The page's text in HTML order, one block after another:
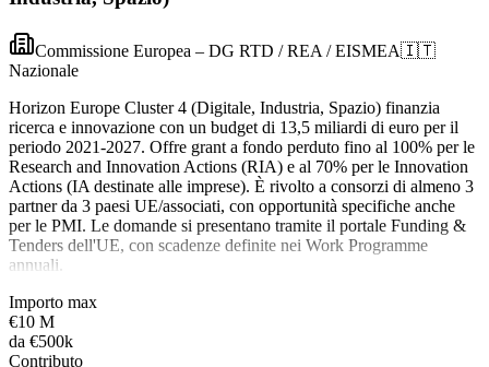
Commissione Europea – DG RTD / REA / EISMEA🇮🇹
Nazionale
Horizon Europe Cluster 4 (Digitale, Industria, Spazio) finanzia
ricerca e innovazione con un budget di 13,5 miliardi di euro per il
periodo 2021-2027. Offre grant a fondo perduto fino al 100% per le
Research and Innovation Actions (RIA) e al 70% per le Innovation
Actions (IA destinate alle imprese). È rivolto a consorzi di almeno 3
partner da 3 paesi UE/associati, con opportunità specifiche anche
per le PMI. Le domande si presentano tramite il portale Funding &
Tenders dell'UE, con scadenze definite nei Work Programme
annuali.
Importo max
€10 M
da €500k
Contributo